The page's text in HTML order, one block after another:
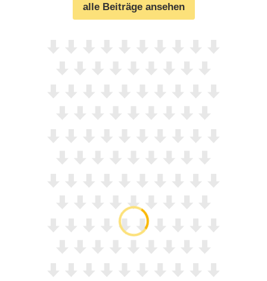
alle Beiträge ansehen